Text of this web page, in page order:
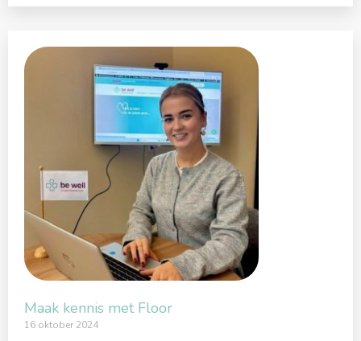
Maak kennis met Floor
16 oktober 2024